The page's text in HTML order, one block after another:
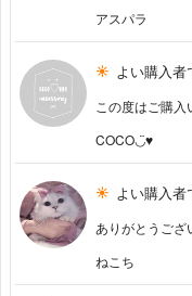
アスパラ
よい購入者
この度はご購入
COCO◡̈♥︎
よい購入者
ありがとうござ
ねこち